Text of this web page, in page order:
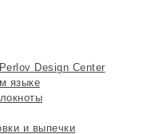
Design Center
языке
и выпечки